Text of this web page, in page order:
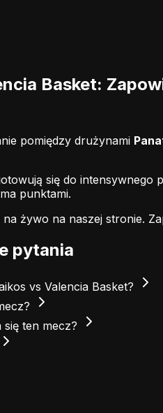
Basket:
pomiędzy drużynami
się do
punktami.
żywo na naszej stronie.
pytania
vs Valencia Basket?
ten mecz?